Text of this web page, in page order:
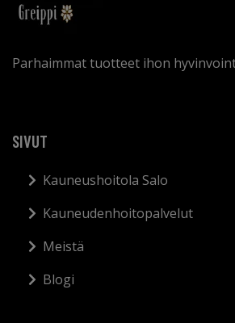
Parhaimmat tuotteet ihon
SIVUT
Kauneushoitola Salo
Kauneudenhoitopalvelut
Meistä
Blogi